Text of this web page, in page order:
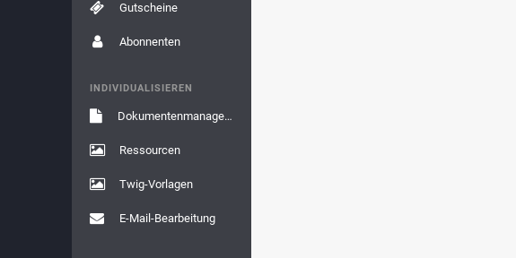
Gutscheine
Abonnenten
INDIVIDUALISIEREN
Dokumentenmanagement
Ressourcen
Twig-Vorlagen
E-Mail-Bearbeitung